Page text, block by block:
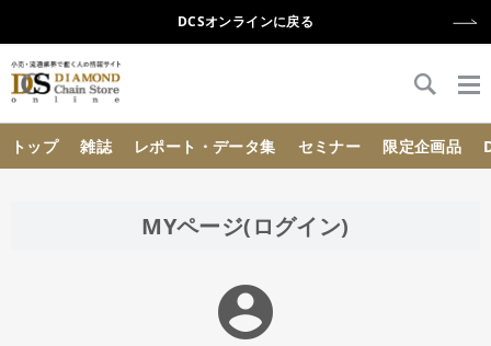
DCSオンラインに戻る
トップ 雑誌 レポート・データ集 セミナー 限定企画品
MYページ(ログイン)
account_circle